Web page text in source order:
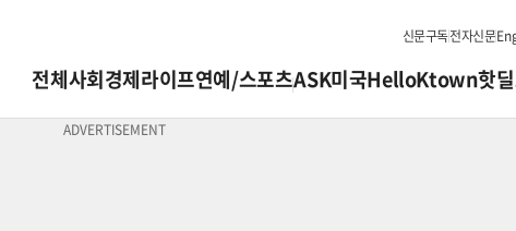
신문구독전자신문
전체사회경제라이프연예/스포츠ASK미국HelloKtown핫딜